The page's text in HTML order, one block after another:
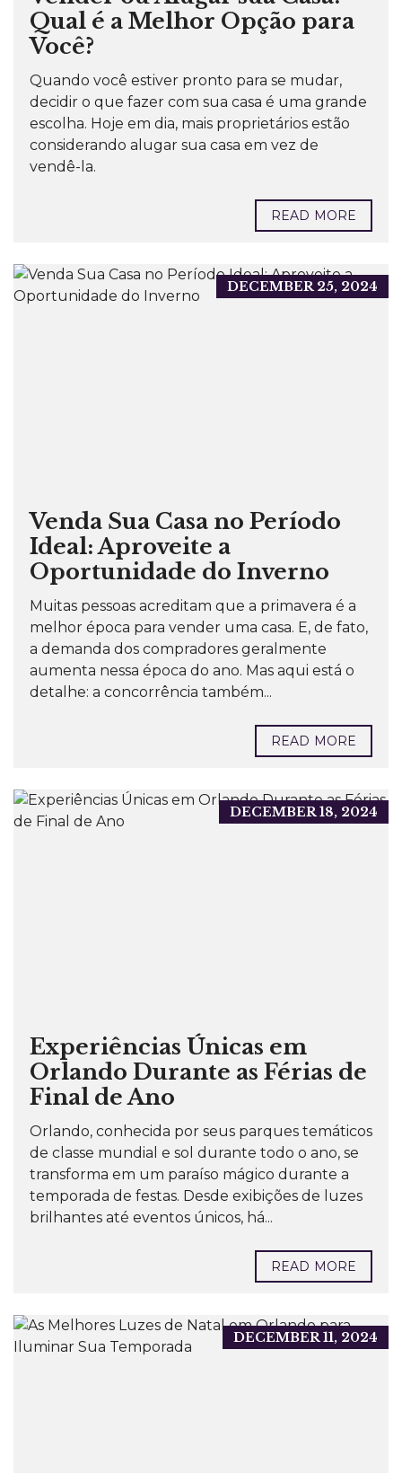
Qual é a Melhor Opção para
Você?
Quando você estiver pronto para se mudar,
decidir o que fazer com sua casa é uma grande
escolha. Hoje em dia, mais proprietários estão
considerando alugar sua casa em vez de
vendê-la.
READ MORE
DECEMBER 25, 2024
Venda Sua Casa no Período
Ideal: Aproveite a
Oportunidade do Inverno
Muitas pessoas acreditam que a primavera é a
melhor época para vender uma casa. E, de fato,
a demanda dos compradores geralmente
aumenta nessa época do ano. Mas aqui está o
detalhe: a concorrência também...
READ MORE
DECEMBER 18, 2024
Experiências Únicas em
Orlando Durante as Férias de
Final de Ano
Orlando, conhecida por seus parques temáticos
de classe mundial e sol durante todo o ano, se
transforma em um paraíso mágico durante a
temporada de festas. Desde exibições de luzes
brilhantes até eventos únicos, há...
READ MORE
DECEMBER 11, 2024